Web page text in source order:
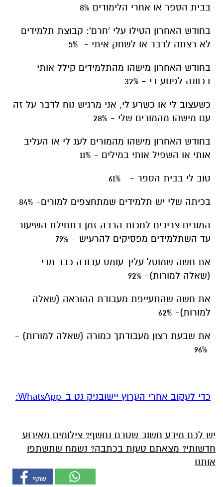
בבית הספר או אחרי הלימודים 8%
בחודש האחרון הטילו עלי 'חרם': קבוצת תלמידים
לא רצתה לדבר או לשחק איתי - 5%
בחודש האחרון מישהו מהתלמידים קילל אותי
בכוונה לפגוע בי - 32%
כשעצוב לי או כשרע לי, אני מרגיש נוח לדבר על זה
עם מישהו מהמורים שלי - 28%
בחודש האחרון מישהו מהמורים לעג לי או העליב
אותי או השפיל אותי במילים - 11%
טוב לי בבית הספר - 61%
בכיתה שלי יש תלמידים שמתחצפים למורים- 84%
המורים צריכים לחכות הרבה זמן בתחילת השיעור
עד השתלמידים מפסיקים להרעיש - 79%
את חשה שמוטל עליך עומס עבודה כבד מדי
(שאלה למורות)- 92%
את חשה שהתעייפת מעבודת ההוראה (שאלה
למורות)- 62%
את שבעת רצון מעבודתך כמורה (שאלה למורות) -
‏כדי לעקוב אחרי הערוץ יישובניק נט ב-WhatsApp:‏‏‏
יש לכם מידע חשוב שטרם נחשף? צילומים מאירוע
חדשותי? מצאתם טעות בכתבה? נשמח שתשתפו
אותנו